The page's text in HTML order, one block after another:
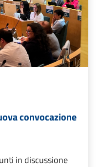
convocazione
in discussione